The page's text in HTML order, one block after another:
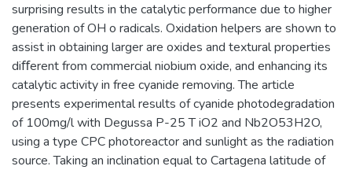
surprising results in the catalytic performance due to higher
generation of OH o radicals. Oxidation helpers are shown to
assist in obtaining larger are oxides and textural properties
diﬀerent from commercial niobium oxide, and enhancing its
catalytic activity in free cyanide removing. The article
presents experimental results of cyanide photodegradation
of 100mg/l with Degussa P-25 T iO2 and Nb2O53H2O,
using a type CPC photoreactor and sunlight as the radiation
source. Taking an inclination equal to Cartagena latitude of